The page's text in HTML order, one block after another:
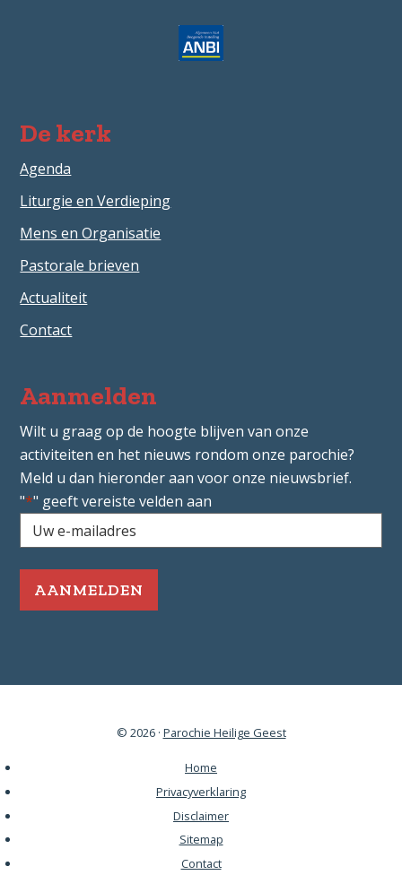
De kerk
Agenda
Liturgie en Verdieping
Mens en Organisatie
Pastorale brieven
Actualiteit
Contact
Aanmelden
Wilt u graag op de hoogte blijven van onze
activiteiten en het nieuws rondom onze parochie?
Meld u dan hieronder aan voor onze nieuwsbrief.
"*" geeft vereiste velden aan
Uw
e-
mailadres
Vereist
© 2026 · Parochie Heilige Geest
Home
Privacyverklaring
Disclaimer
Sitemap
Contact